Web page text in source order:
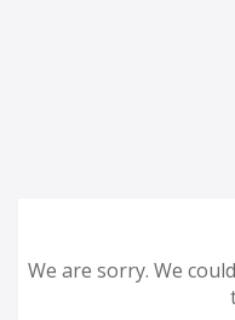
We are sorry. We